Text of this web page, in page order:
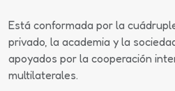
Está conformada por la
privado, la academia y la
apoyados por la cooperación
multilaterales.